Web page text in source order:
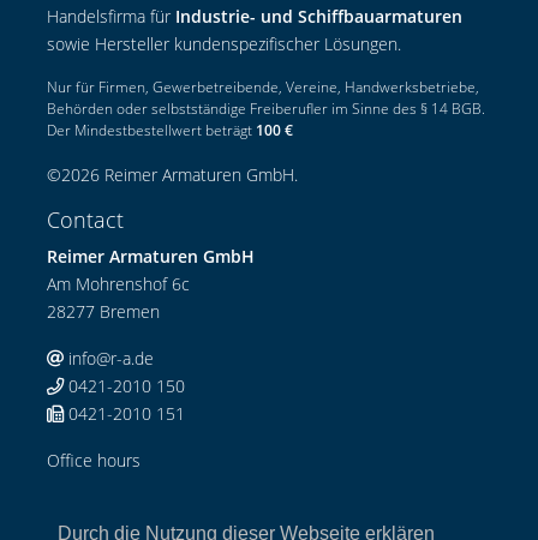
Durch die Nutzung dieser Webseite erklären
Handelsfirma für Industrie- und Schiffbauarmaturen
sowie Hersteller kundenspezifischer Lösungen.
Nur für Firmen, Gewerbetreibende, Vereine, Handwerksbetriebe,
Behörden oder selbstständige Freiberufler im Sinne des § 14 BGB.
Der Mindestbestellwert beträgt 100 €
©2026 Reimer Armaturen GmbH.
Contact
Reimer Armaturen GmbH
Am Mohrenshof 6c
28277 Bremen
info@r-a.de
0421-2010 150
0421-2010 151
Office hours